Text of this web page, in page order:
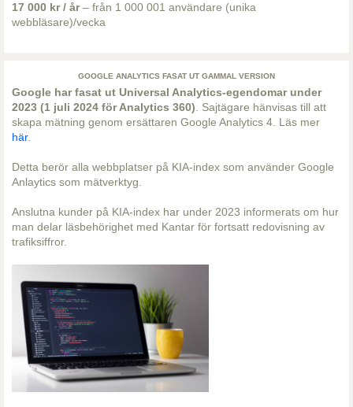
17 000 kr / år– från 1 000 001 användare (unika
webbläsare)/vecka
GOOGLE ANALYTICS FASAT UT GAMMAL VERSION
Google har fasat ut Universal Analytics-egendomar under
2023 (1 juli 2024 för Analytics 360) . Sajtägare hänvisas till att
skapa mätning genom ersättaren Google Analytics 4. Läs mer
här.
Detta berör alla webbplatser på KIA-index som använder Google
Anlaytics som mätverktyg.
Anslutna kunder på KIA-index har under 2023 informerats om hur
man delar läsbehörighet med Kantar för fortsatt redovisning av
trafiksiffror.